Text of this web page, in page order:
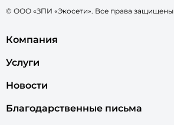
© ООО «ЗПИ «Экосети». Все права защищены
Компания
Услуги
Новости
Благодарственные письма